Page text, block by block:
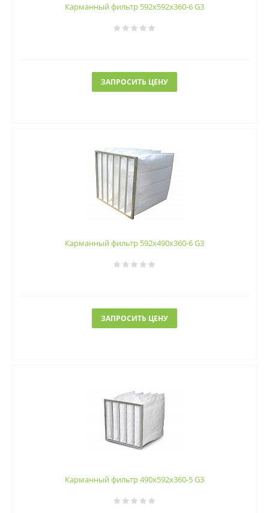
Карманный фильтр 592х592х360-6 G3
ЗАПРОСИТЬ ЦЕНУ
Карманный фильтр 592х490х360-6 G3
ЗАПРОСИТЬ ЦЕНУ
Карманный фильтр 490х592х360-5 G3